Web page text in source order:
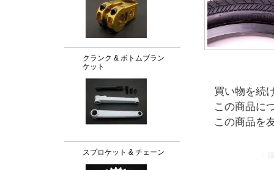
クランク & ボトムブラン
ケット
スプロケット & チェーン
買い物を続
この商品に
この商品を